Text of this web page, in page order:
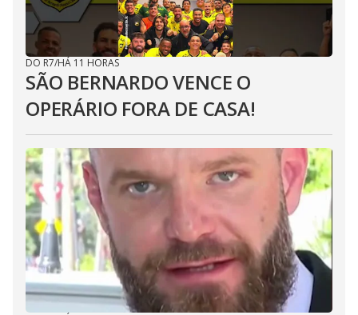
DO R7/HÁ 11 HORAS
SÃO BERNARDO VENCE O
OPERÁRIO FORA DE CASA!